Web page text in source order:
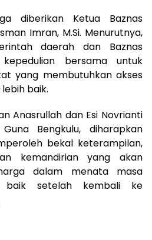
diberikan Ketua Baznas
Imran, M.Si. Menurutnya,
daerah dan Baznas
bersama untuk
yang membutuhkan akses
baik.
Anasrullah dan Esi Novrianti
Bengkulu, diharapkan
bekal keterampilan,
kemandirian yang akan
dalam menata masa
setelah kembali ke